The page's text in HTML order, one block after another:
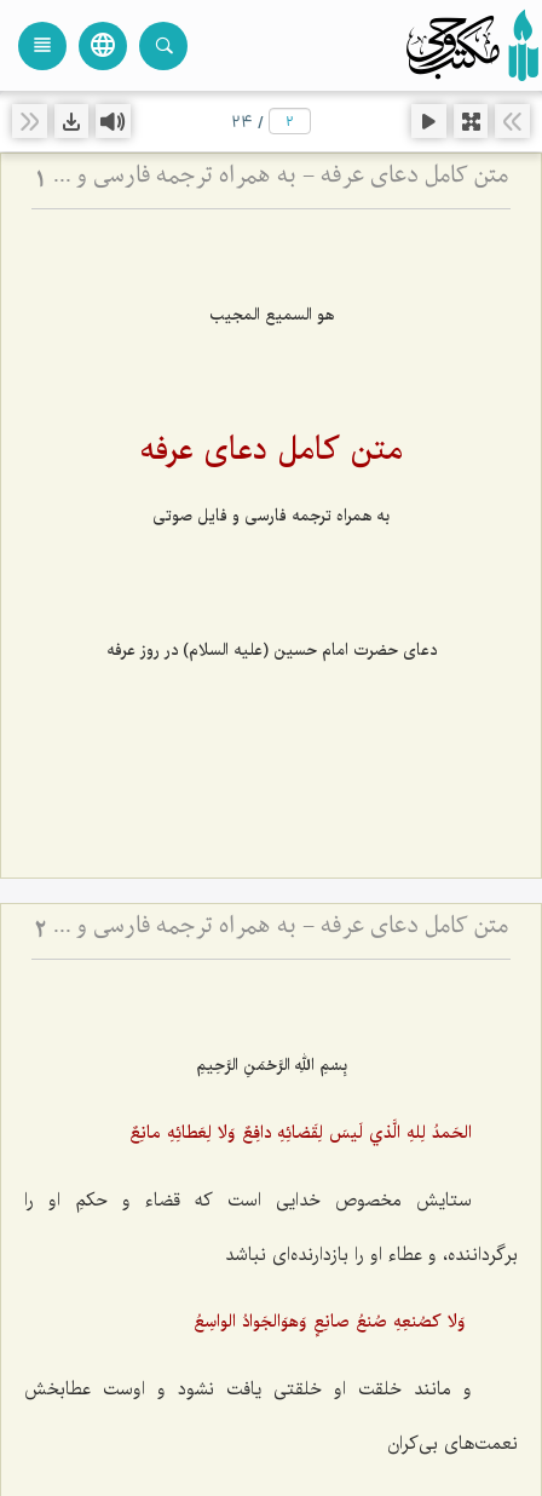
language
view_headline
/
24
متن کامل دعای عرفه - به همراه ترجمه فارسی و فایل صوتی 1
هو السمیع المجیب
متن کامل دعای عرفه
به همراه ترجمه فارسی و فایل صوتی
دعای حضرت امام حسین (علیه السلام) در روز عرفه
متن کامل دعای عرفه - به همراه ترجمه فارسی و فایل صوتی 2
بِسْمِ اللهِ الرَّحْمَنِ الرَّحِيمِ
الحَمدُ لِلهِ الَّذي لَيسَ‌ لِقَضائِهِ‌ دافِعٌ وَلا لِعَطائِهِ مانِعٌ
ستايش مخصوص خدایى است كه قضاء و حکمِ او را
برگرداننده،‌ و عطاء او را بازدارنده‌ای نباشد
‌ وَلا كصُنعِهِ صُنعُ صانِعٍ وَهوَالجَوادُ الواسِعُ
و مانند خلقت او خلقتى يافت نشود و اوست عطابخش
نعمت‌های بی‌کران